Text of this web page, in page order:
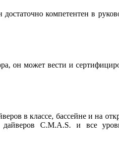
компетентен в
он может вести и
в классе, бассейне и на
C.M.A.S. и все